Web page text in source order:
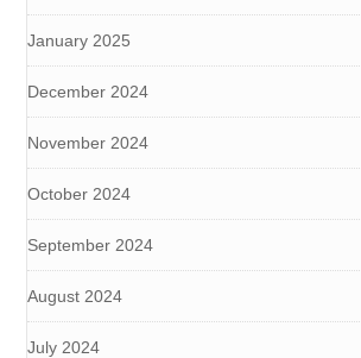
January 2025
December 2024
November 2024
October 2024
September 2024
August 2024
July 2024